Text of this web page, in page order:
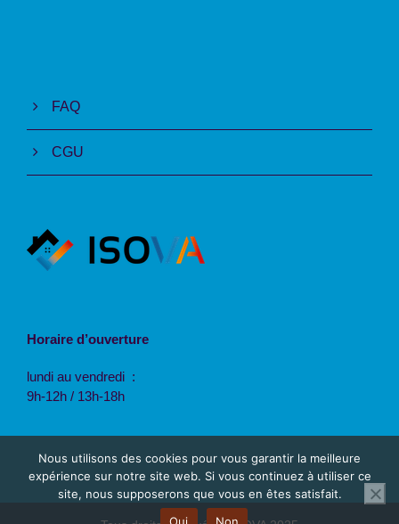
FAQ
CGU
Horaire d’ouverture
lundi au vendredi :
9h-12h / 13h-18h
Nous utilisons des cookies pour vous garantir la meilleure
expérience sur notre site web. Si vous continuez à utiliser ce
site, nous supposerons que vous en êtes satisfait.
Oui
Non